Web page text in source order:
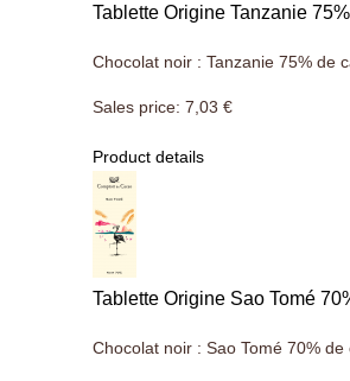
Tablette Origine Tanzanie 75%
Chocolat noir : Tanzanie 75% de
Sales price: 7,03 €
Product details
Tablette Origine Sao Tomé
Chocolat noir : Sao Tomé 70% de